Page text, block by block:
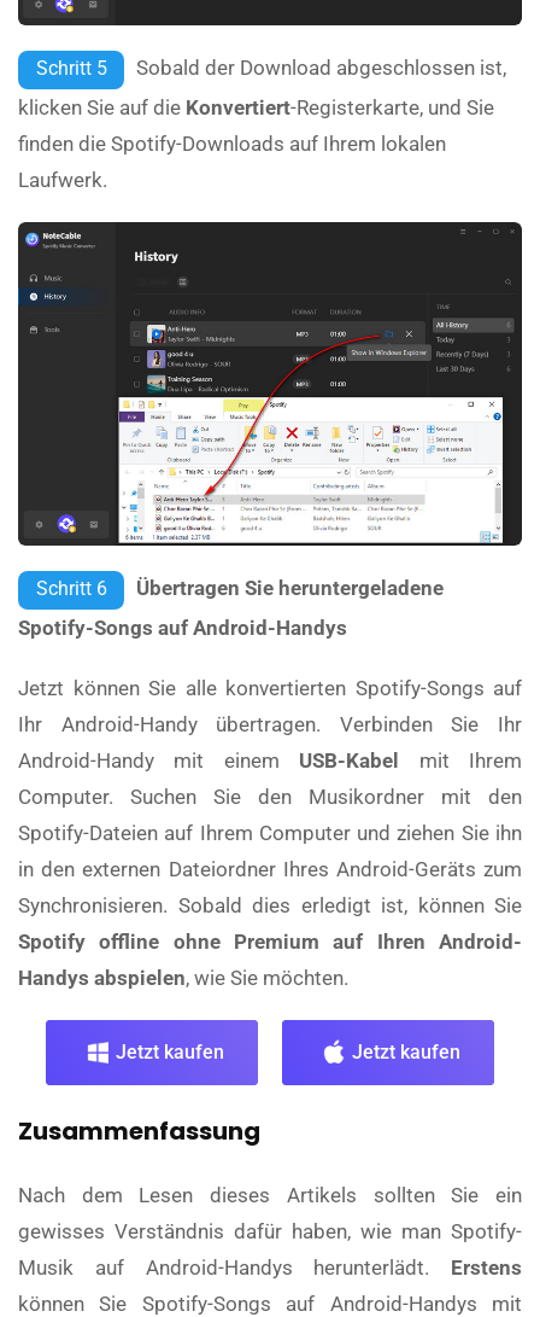
Schritt 5
Sobald der Download abgeschlossen ist,
klicken Sie auf die Konvertiert-Registerkarte, und Sie
finden die Spotify-Downloads auf Ihrem lokalen
Laufwerk.
Schritt 6
Übertragen Sie heruntergeladene
Spotify-Songs auf Android-Handys
Jetzt können Sie alle konvertierten Spotify-Songs auf
Ihr Android-Handy übertragen. Verbinden Sie Ihr
Android-Handy mit einem USB-Kabel mit Ihrem
Computer. Suchen Sie den Musikordner mit den
Spotify-Dateien auf Ihrem Computer und ziehen Sie ihn
in den externen Dateiordner Ihres Android-Geräts zum
Synchronisieren. Sobald dies erledigt ist, können Sie
Spotify offline ohne Premium auf Ihren Android-
Handys abspielen, wie Sie möchten.
Jetzt kaufen Jetzt kaufen
Zusammenfassung
Nach dem Lesen dieses Artikels sollten Sie ein
gewisses Verständnis dafür haben, wie man Spotify-
Musik auf Android-Handys herunterlädt. Erstens
können Sie Spotify-Songs auf Android-Handys mit